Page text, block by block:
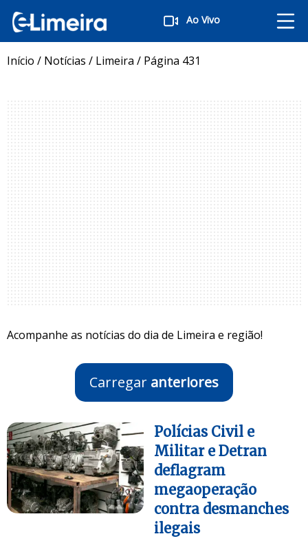
Ao Vivo
Início / Notícias / Limeira / Página 431
Acompanhe as notícias do dia de Limeira e região!
Carregar anteriores
Polícias Civil e
Militar e Detran
deflagram
megaoperação
contra desmanches
ilegais